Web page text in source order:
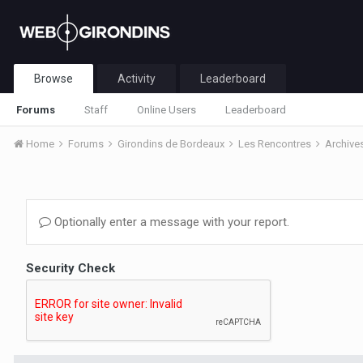
Browse
Forums Staff Online Users Leaderboard
Activity Leaderboard
Home Forums Girondins de Bordeaux Les Rencontres
Optionally enter a message with your report.
Security Check